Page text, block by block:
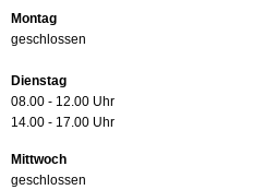
Montag
geschlossen
Dienstag
08.00 - 12.00 Uhr
14.00 - 17.00 Uhr
Mittwoch
geschlossen